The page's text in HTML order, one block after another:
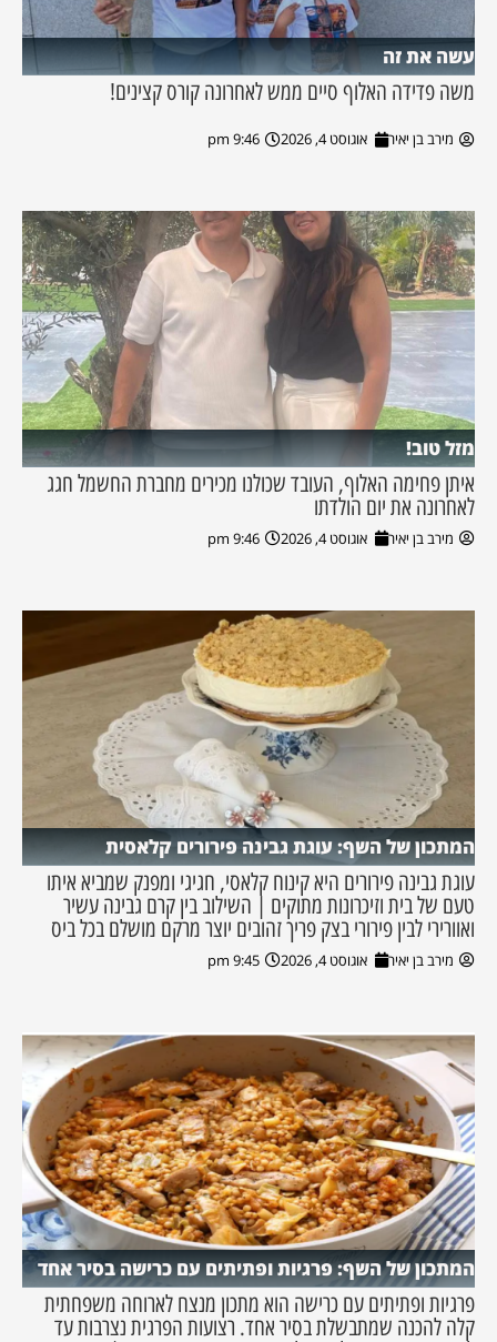
עשה את זה
משה פדידה האלוף סיים ממש לאחרונה קורס קצינים!
מירב בן יאיר אוגוסט 4, 2026 9:46 pm
מזל טוב!
איתן פחימה האלוף, העובד שכולנו מכירים מחברת החשמל חגג
לאחרונה את יום הולדתו
מירב בן יאיר אוגוסט 4, 2026 9:46 pm
המתכון של השף: עוגת גבינה פירורים קלאסית
עוגת גבינה פירורים היא קינוח קלאסי, חגיגי ומפנק שמביא איתו
טעם של בית וזיכרונות מתוקים | השילוב בין קרם גבינה עשיר
ואוורירי לבין פירורי בצק פריך זהובים יוצר מרקם מושלם בכל ביס
מירב בן יאיר אוגוסט 4, 2026 9:45 pm
המתכון של השף: פרגיות ופתיתים עם כרישה בסיר אחד
פרגיות ופתיתים עם כרישה הוא מתכון מנצח לארוחה משפחתית
קלה להכנה שמתבשלת בסיר אחד. רצועות הפרגית נצרבות עד